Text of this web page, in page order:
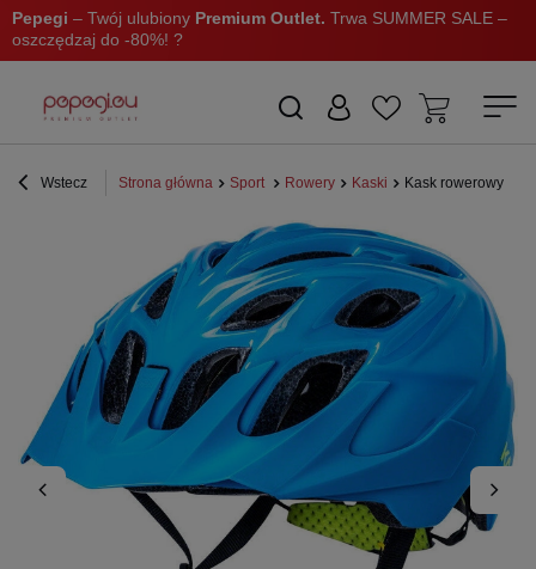
Pepegi – Twój ulubiony Premium Outlet. Trwa SUMMER SALE –
oszczędzaj do -80%! ?
Wstecz Strona główna Sport Rowery Kaski Kask rowerowy